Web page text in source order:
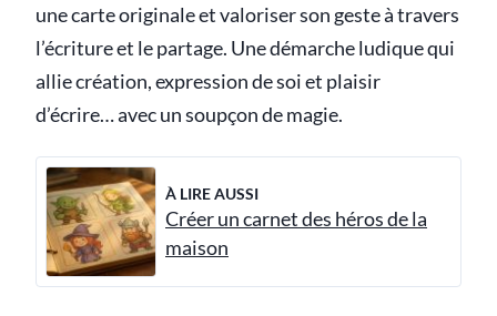
une carte originale et valoriser son geste à travers
l’écriture et le partage. Une démarche ludique qui
allie création, expression de soi et plaisir
d’écrire… avec un soupçon de magie.
À LIRE AUSSI
Créer un carnet des héros de la
maison